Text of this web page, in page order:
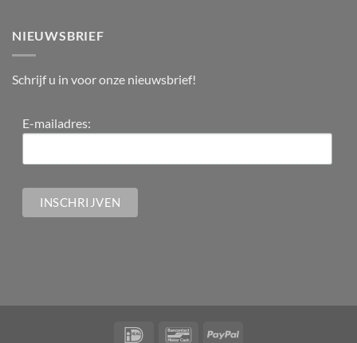
NIEUWSBRIEF
Schrijf u in voor onze nieuwsbrief!
E-mailadres: